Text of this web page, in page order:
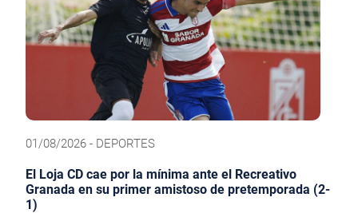
01/08/2026 - DEPORTES
El Loja CD cae por la mínima ante el Recreativo
Granada en su primer amistoso de pretemporada (2-
1)